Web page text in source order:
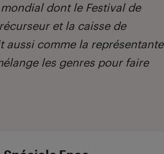
dont le Festival de
et la caisse de
aussi comme la représentante
les genres pour faire